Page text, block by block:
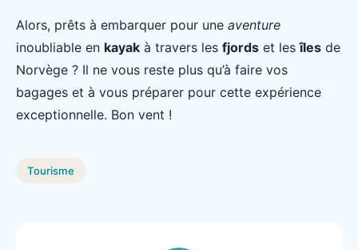
Alors, prêts à embarquer pour une aventure
inoubliable en kayak à travers les fjords et lesîles de
Norvège ? Il ne vous reste plus qu’à faire vos
bagages et à vous préparer pour cette expérience
exceptionnelle. Bon vent !
Tourisme